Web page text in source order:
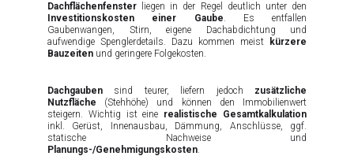
Dachflächenfenster liegen in der Regel deutlich unter den
Investitionskosten einer Gaube. Es entfallen
Gaubenwangen, Stirn, eigene Dachabdichtung und
aufwendige Spenglerdetails. Dazu kommen meist
kürzere
Bauzeiten und geringere Folgekosten.
Dachgauben sind teurer, liefern jedoch zusätzliche
Nutzfläche (Stehhöhe) und können den Immobilienwert
steigern. Wichtig ist eine realistische Gesamtkalkulation
inkl. Gerüst, Innenausbau, Dämmung, Anschlüsse, ggf.
statische Nachweise und
Planungs-/Genehmigungskosten.